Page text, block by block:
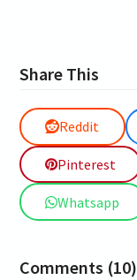
Share This
Reddit
Pinterest
Whatsapp
Comments (10)